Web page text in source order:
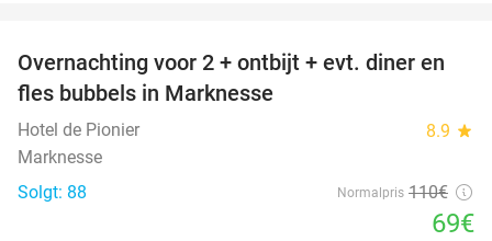
37%
Overnachting voor 2 + ontbijt + evt. diner en
fles bubbels in Marknesse
Hotel de Pionier 8.9 star
Marknesse
Solgt: 88
Normalpris 110€
69€